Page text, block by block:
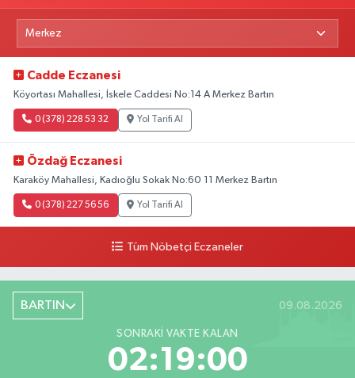
Cadde Eczanesi
Köyortası Mahallesi, İskele Caddesi No:14 A Merkez Bartın
0 (378) 228 53 32 Yol Tarifi Al
Özdağ Eczanesi
Karaköy Mahallesi, Kadıoğlu Sokak No:60 11 Merkez Bartın
0 (378) 227 56 56 Yol Tarifi Al
Tüm Nöbetçi Eczaneler
BARTIN 09.08.2026
SONRAKI VAKTE KALAN
02:18:59